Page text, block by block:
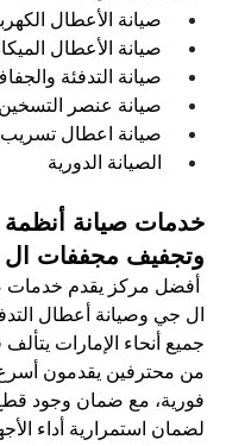
صيانة الأعطال
صيانة الأعطال
صيانة التدفئة
صيانة عنصر التسخين
صيانة اعطال تسريب
الصيانة الدورية
خدمات صيانة أنظمة
وتجفيف مجففات
أفضل مركز يقدم خدمات
ال جي وصيانة أعطال
جميع أنحاء الإمارات
من محترفين يقدمون
فورية، مع ضمان وجود
لضمان استمرارية أداء